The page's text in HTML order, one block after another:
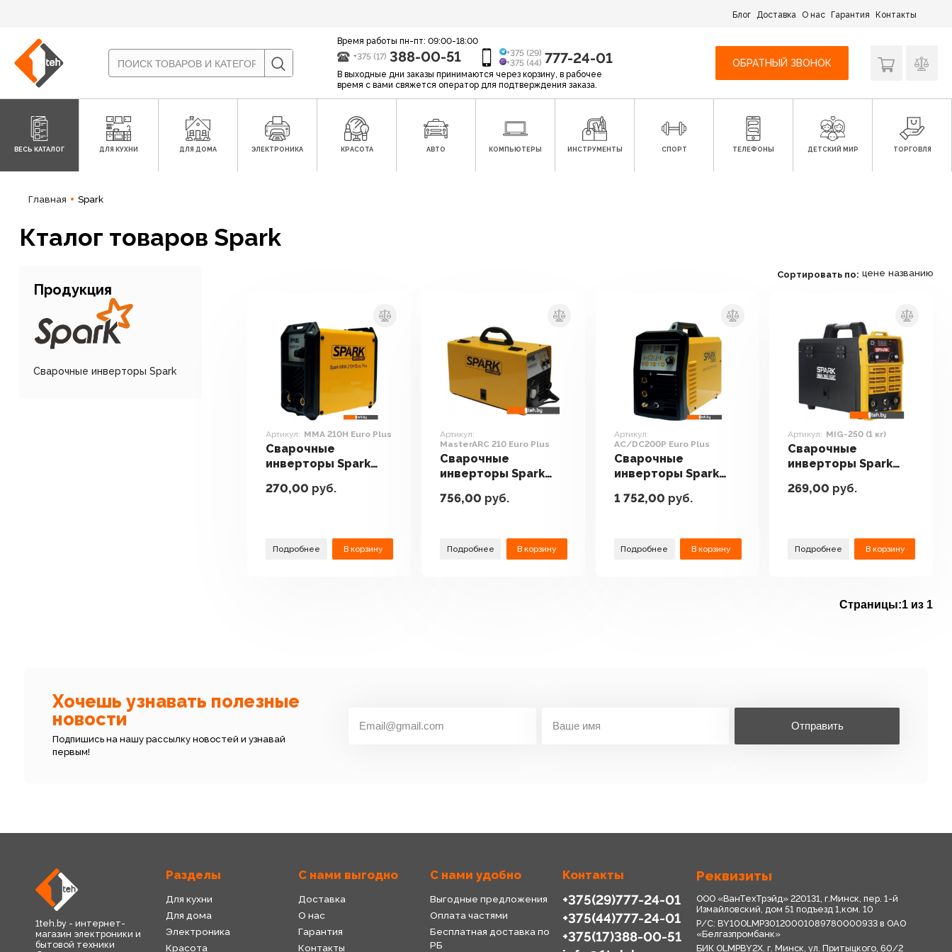
Блог Доставка О нас Гарантия Контакты
Время работы пн-пт: 09:00-18:00
+375 (17) 388-00-51
+375 (29)
+375 (44) 777-24-01
В выходные дни заказы принимаются через корзину, в рабочее
время с вами свяжется оператор для подтверждения заказа.
ОБРАТНЫЙ ЗВОНОК
ВЕСЬ КАТАЛОГ ДЛЯ КУХНИ ДЛЯ ДОМА ЭЛЕКТРОНИКА КРАСОТА АВТО КОМПЬЮТЕРЫ ИНСТРУМЕНТЫ СПОРТ ТЕЛЕФОНЫ ДЕТСКИЙ МИР ТОРГОВЛЯ
Главная Spark
Кталог товаров Spark
Продукция
Сварочные инверторы Spark
Сортировать по: цене названию
Артикул: MMA 210H Euro Plus
Сварочные
инверторы Spark
270,00 руб.
Подробнее В корзину
Артикул:
MasterARC 210 Euro Plus
Сварочные
инверторы Spark
Plus
756,00 руб.
Подробнее В корзину
Артикул:
AC/DC200P Euro Plus
Сварочные
инверторы Spark
Plus
1 752,00 руб.
Подробнее В корзину
Артикул: MIG-250 (1 кг)
Сварочные
инверторы Spark
269,00 руб.
Подробнее В корзину
Страницы:1 из 1
Хочешь узнавать полезные
новости
Подпишись на нашу рассылку новостей и узнавай
первым!
Отправить
1teh.by - интернет-
магазин электроники и
бытовой техники
Разделы
Для кухни
Для дома
Электроника
Красота
С нами выгодно
Доставка
О нас
Гарантия
Контакты
С нами удобно
Выгодные предложения
Оплата частями
Бесплатная доставка по
РБ
Контакты
+375(29)777-24-01
+375(44)777-24-01
+375(17)388-00-51
Реквизиты
ООО «ВанТехТрэйд» 220131, г.Минск, пер. 1-й
Измайловский, дом 51 подъезд 1,ком. 10
Р/С: BY10OLMP30120001089780000933 в OАО
«Белгазпромбанк»
БИК OLMPBY2X. г. Минск, ул. Притыцкого, 60/2